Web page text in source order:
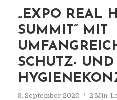
„EXPO REAL
SUMMIT“ MIT
SCHUTZ- UND
8. September 2020 2 Min.